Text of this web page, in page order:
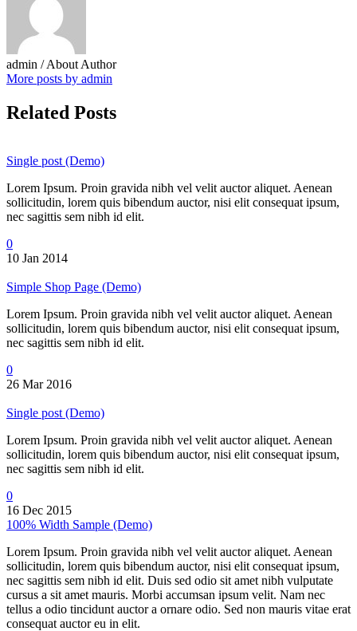
admin / About Author
More posts by admin
Related Posts
Single post (Demo)
Lorem Ipsum. Proin gravida nibh vel velit auctor aliquet. Aenean
sollicitudin, lorem quis bibendum auctor, nisi elit consequat ipsum,
nec sagittis sem nibh id elit.
0
10 Jan 2014
Simple Shop Page (Demo)
Lorem Ipsum. Proin gravida nibh vel velit auctor aliquet. Aenean
sollicitudin, lorem quis bibendum auctor, nisi elit consequat ipsum,
nec sagittis sem nibh id elit.
0
26 Mar 2016
Single post (Demo)
Lorem Ipsum. Proin gravida nibh vel velit auctor aliquet. Aenean
sollicitudin, lorem quis bibendum auctor, nisi elit consequat ipsum,
nec sagittis sem nibh id elit.
0
16 Dec 2015
100% Width Sample (Demo)
Lorem Ipsum. Proin gravida nibh vel velit auctor aliquet. Aenean
sollicitudin, lorem quis bibendum auctor, nisi elit consequat ipsum,
nec sagittis sem nibh id elit. Duis sed odio sit amet nibh vulputate
cursus a sit amet mauris. Morbi accumsan ipsum velit. Nam nec
tellus a odio tincidunt auctor a ornare odio. Sed non mauris vitae erat
consequat auctor eu in elit.